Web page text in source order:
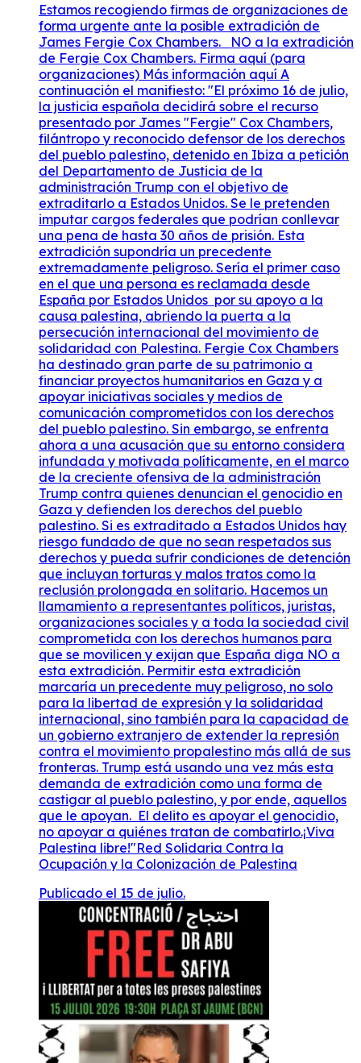
Estamos recogiendo firmas de organizaciones de
forma urgente ante la posible extradición de
James Fergie Cox Chambers. NO a la extradición
de Fergie Cox Chambers. Firma aquí (para
organizaciones) Más información aquí A
continuación el manifiesto: "El próximo 16 de julio,
la justicia española decidirá sobre el recurso
presentado por James "Fergie" Cox Chambers,
filántropo y reconocido defensor de los derechos
del pueblo palestino, detenido en Ibiza a petición
del Departamento de Justicia de la
administración Trump con el objetivo de
extraditarlo a Estados Unidos. Se le pretenden
imputar cargos federales que podrían conllevar
una pena de hasta 30 años de prisión. Esta
extradición supondría un precedente
extremadamente peligroso. Sería el primer caso
en el que una persona es reclamada desde
España por Estados Unidos por su apoyo a la
causa palestina, abriendo la puerta a la
persecución internacional del movimiento de
solidaridad con Palestina. Fergie Cox Chambers
ha destinado gran parte de su patrimonio a
financiar proyectos humanitarios en Gaza y a
apoyar iniciativas sociales y medios de
comunicación comprometidos con los derechos
del pueblo palestino. Sin embargo, se enfrenta
ahora a una acusación que su entorno considera
infundada y motivada políticamente, en el marco
de la creciente ofensiva de la administración
Trump contra quienes denuncian el genocidio en
Gaza y defienden los derechos del pueblo
palestino. Si es extraditado a Estados Unidos hay
riesgo fundado de que no sean respetados sus
derechos y pueda sufrir condiciones de detención
que incluyan torturas y malos tratos como la
reclusión prolongada en solitario. Hacemos un
llamamiento a representantes políticos, juristas,
organizaciones sociales y a toda la sociedad civil
comprometida con los derechos humanos para
que se movilicen y exijan que España diga NO a
esta extradición. Permitir esta extradición
marcaría un precedente muy peligroso, no solo
para la libertad de expresión y la solidaridad
internacional, sino también para la capacidad de
un gobierno extranjero de extender la represión
contra el movimiento propalestino más allá de sus
fronteras. Trump está usando una vez más esta
demanda de extradición como una forma de
castigar al pueblo palestino, y por ende, aquellos
que le apoyan. El delito es apoyar el genocidio,
no apoyar a quiénes tratan de combatirlo.¡Viva
Palestina libre!"Red Solidaria Contra la
Ocupación y la Colonización de Palestina
Publicado el 15 de julio.